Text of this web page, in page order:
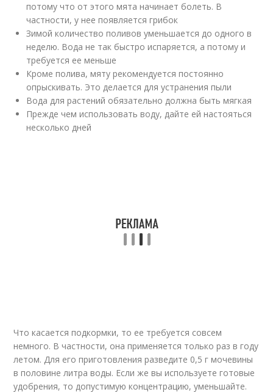
потому что от этого мята начинает болеть. В
частности, у нее появляется грибок
Зимой количество поливов уменьшается до одного в
неделю. Вода не так быстро испаряется, а потому и
требуется ее меньше
Кроме полива, мяту рекомендуется постоянно
опрыскивать. Это делается для устранения пыли
Вода для растений обязательно должна быть мягкая
Прежде чем использовать воду, дайте ей настояться
несколько дней
Что касается подкормки, то ее требуется совсем
немного. В частности, она применяется только раз в году
летом. Для его приготовления разведите 0,5 г мочевины
в половине литра воды. Если же вы используете готовые
удобрения, то допустимую концентрацию, уменьшайте.